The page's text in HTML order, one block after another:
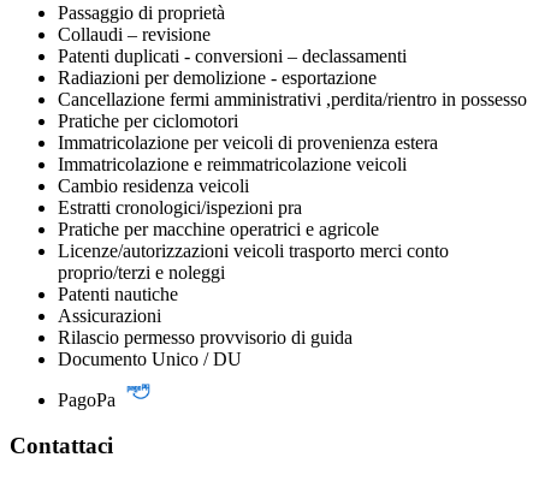
Passaggio di proprietà
Collaudi – revisione
Patenti duplicati - conversioni – declassamenti
Radiazioni per demolizione - esportazione
Cancellazione fermi amministrativi ,perdita/rientro in possesso
Pratiche per ciclomotori
Immatricolazione per veicoli di provenienza estera
Immatricolazione e reimmatricolazione veicoli
Cambio residenza veicoli
Estratti cronologici/ispezioni pra
Pratiche per macchine operatrici e agricole
Licenze/autorizzazioni veicoli trasporto merci conto
proprio/terzi e noleggi
Patenti nautiche
Assicurazioni
Rilascio permesso provvisorio di guida
Documento Unico / DU
PagoPa
Contattaci